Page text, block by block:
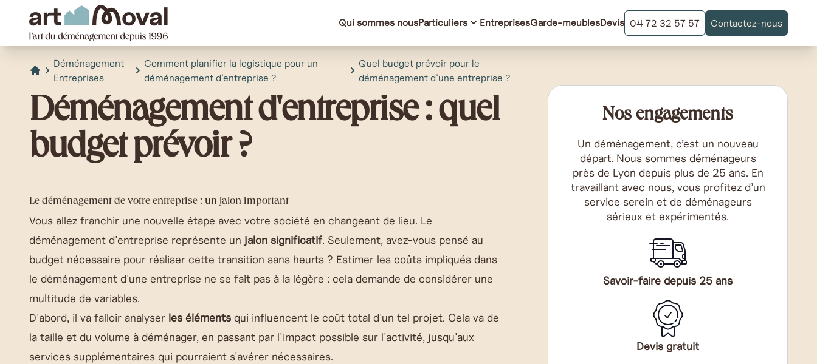
art Moval
Qui sommes nousParticuliers EntreprisesGarde-meublesDevis 04 72 32 57 57 Contactez-nous
Accueil
Déménagement
Entreprises
Comment planifier la logistique pour un
déménagement d'entreprise ?
Quel budget prévoir pour le
déménagement d'une entreprise ?
Déménagement d'entreprise : quel
budget prévoir ?
Le déménagement de votre entreprise : un jalon important
Vous allez franchir une nouvelle étape avec votre société en changeant de lieu. Le
déménagement d'entreprise représente un jalon significatif. Seulement, avez-vous pensé au
budget nécessaire pour réaliser cette transition sans heurts ? Estimer les coûts impliqués dans
le déménagement d'une entreprise ne se fait pas à la légère : cela demande de considérer une
multitude de variables.
D'abord, il va falloir analyser les éléments qui influencent le coût total d'un tel projet. Cela va de
la taille et du volume à déménager, en passant par l'impact possible sur l'activité, jusqu'aux
services supplémentaires qui pourraient s'avérer nécessaires.
Nos engagements
Un déménagement, c’est un nouveau
départ. Nous sommes déménageurs
près de Lyon depuis plus de 25 ans. En
travaillant avec nous, vous profitez d’un
service serein et de déménageurs
sérieux et expérimentés.
Savoir-faire depuis 25 ans
Devis gratuit